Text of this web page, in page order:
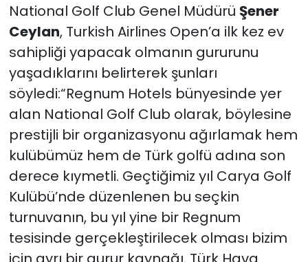
National Golf Club Genel Müdürü Şener
Ceylan, Turkish Airlines Open’a ilk kez ev
sahipliği yapacak olmanın gururunu
yaşadıklarını belirterek şunları
söyledi:“Regnum Hotels bünyesinde yer
alan National Golf Club olarak, böylesine
prestijli bir organizasyonu ağırlamak hem
kulübümüz hem de Türk golfü adına son
derece kıymetli. Geçtiğimiz yıl Carya Golf
Kulübü’nde düzenlenen bu seçkin
turnuvanın, bu yıl yine bir Regnum
tesisinde gerçekleştirilecek olması bizim